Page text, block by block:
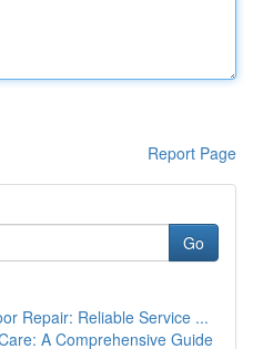
Report Page
Go
Repair: Reliable Service ...
A Comprehensive Guide